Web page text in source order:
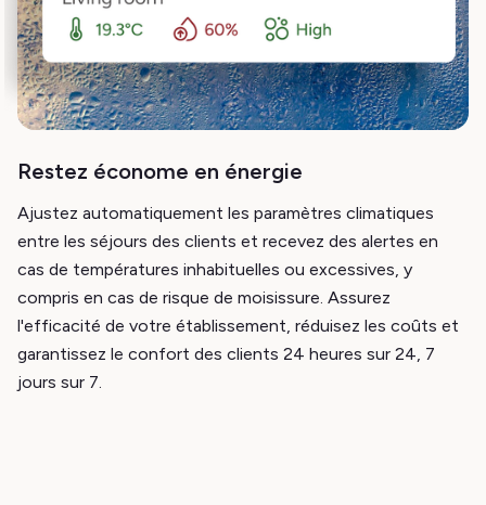
Restez économe en énergie
Ajustez automatiquement les paramètres climatiques
entre les séjours des clients et recevez des alertes en
cas de températures inhabituelles ou excessives, y
compris en cas de risque de moisissure. Assurez
l'efficacité de votre établissement, réduisez les coûts et
garantissez le confort des clients 24 heures sur 24, 7
jours sur 7.